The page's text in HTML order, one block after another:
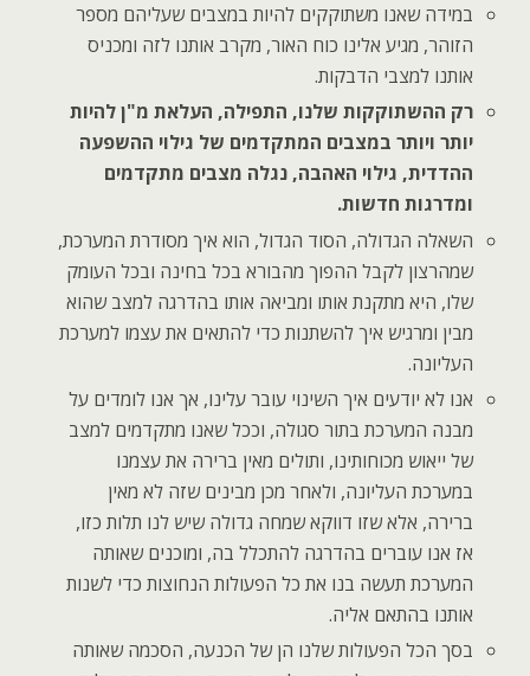
במידה שאנו משתוקקים להיות במצבים שעליהם מספר
הזוהר, מגיע אלינו כוח האור, מקרב אותנו לזה ומכניס
אותנו למצבי הדבקות.
רק ההשתוקקות שלנו, התפילה, העלאת מ"ן להיות
יותר ויותר במצבים המתקדמים של גילוי ההשפעה
ההדדית, גילוי האהבה, נגלה מצבים מתקדמים
ומדרגות חדשות.
השאלה הגדולה, הסוד הגדול, הוא איך מסודרת המערכת,
שמהרצון לקבל ההפוך מהבורא בכל בחינה ובכל העומק
שלו, היא מתקנת אותו ומביאה אותו בהדרגה למצב שהוא
מבין ומרגיש איך להשתנות כדי להתאים את עצמו למערכת
העליונה.
אנו לא יודעים איך השינוי עובר עלינו, אך אנו לומדים על
מבנה המערכת בתור סגולה, וככל שאנו מתקדמים למצב
של ייאוש מכוחותינו, ותולים מאין ברירה את עצמנו
במערכת העליונה, ולאחר מכן מבינים שזה לא מאין
ברירה, אלא שזו דווקא שמחה גדולה שיש לנו תלות כזו,
אז אנו עוברים בהדרגה להתכלל בה, ומוכנים שאותה
המערכת תעשה בנו את כל הפעולות הנחוצות כדי לשנות
אותנו בהתאם אליה.
בסך הכל הפעולות שלנו הן של הכנעה, הסכמה שאותה